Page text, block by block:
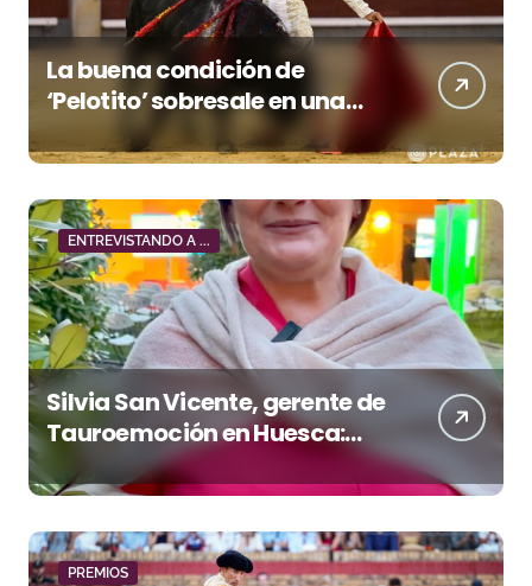
La buena condición de
‘Pelotito’ sobresale en una
noche gris en Las Ventas
ENTREVISTANDO A ...
Silvia San Vicente, gerente de
Tauroemoción en Huesca:
«Todas las figuras del toreo
quieren venir a esta feria»
PREMIOS